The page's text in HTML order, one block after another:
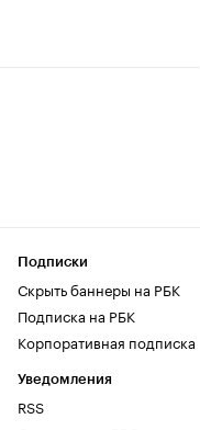
Подписки
Скрыть баннеры на РБК
Подписка на РБК
Корпоративная подписка
Уведомления
RSS